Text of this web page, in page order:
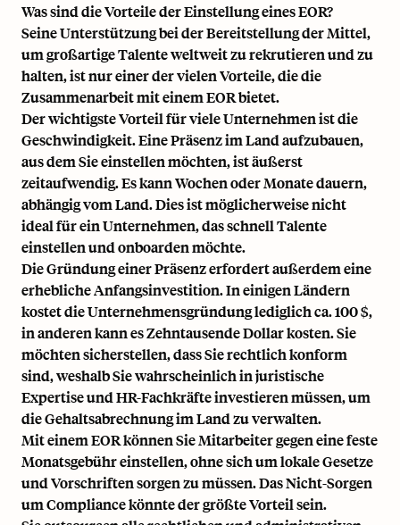
Was sind die Vorteile der Einstellung eines EOR?
Seine Unterstützung bei der Bereitstellung der Mittel,
um großartige Talente weltweit zu rekrutieren und zu
halten, ist nur einer der vielen Vorteile, die die
Zusammenarbeit mit einem EOR bietet.
Der wichtigste Vorteil für viele Unternehmen ist die
Geschwindigkeit. Eine Präsenz im Land aufzubauen,
aus dem Sie einstellen möchten, ist äußerst
zeitaufwendig. Es kann Wochen oder Monate dauern,
abhängig vom Land. Dies ist möglicherweise nicht
ideal für ein Unternehmen, das schnell Talente
einstellen und onboarden möchte.
Die Gründung einer Präsenz erfordert außerdem eine
erhebliche Anfangsinvestition. In einigen Ländern
kostet die Unternehmensgründung lediglich ca. 100 $,
in anderen kann es Zehntausende Dollar kosten. Sie
möchten sicherstellen, dass Sie rechtlich konform
sind, weshalb Sie wahrscheinlich in juristische
Expertise und HR-Fachkräfte investieren müssen, um
die Gehaltsabrechnung im Land zu verwalten.
Mit einem EOR können Sie Mitarbeiter gegen eine feste
Monatsgebühr einstellen, ohne sich um lokale Gesetze
und Vorschriften sorgen zu müssen. Das Nicht-Sorgen
um Compliance könnte der größte Vorteil sein.